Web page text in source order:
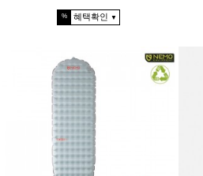
% 혜택확인 ▼